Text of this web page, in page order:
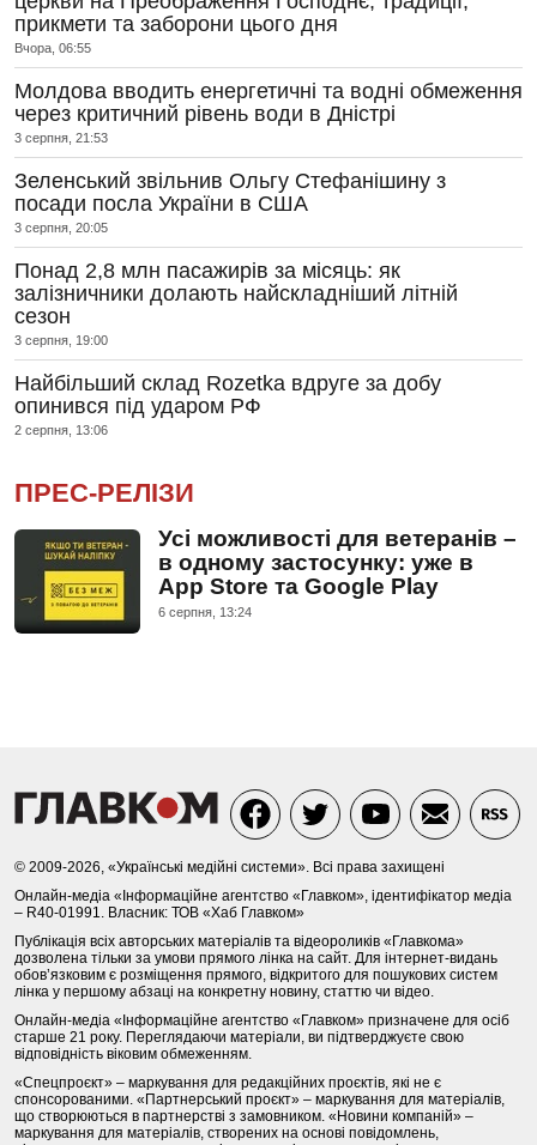
прикмети та заборони цього дня
Вчора, 06:55
Молдова вводить енергетичні та водні обмеження
через критичний рівень води в Дністрі
3 серпня, 21:53
Зеленський звільнив Ольгу Стефанішину з
посади посла України в США
3 серпня, 20:05
Понад 2,8 млн пасажирів за місяць: як
залізничники долають найскладніший літній
сезон
3 серпня, 19:00
Найбільший склад Rozetka вдруге за добу
опинився під ударом РФ
2 серпня, 13:06
ПРЕС-РЕЛІЗИ
Усі можливості для ветеранів –
в одному застосунку: уже в
App Store та Google Play
6 серпня, 13:24
© 2009-2026, «Українські медійні системи». Всі права захищені
Онлайн-медіа «Інформаційне агентство «Главком», ідентифікатор медіа
– R40-01991. Власник: ТОВ «Хаб Главком»
Публікація всіх авторських матеріалів та відеороликів «Главкома»
дозволена тільки за умови прямого лінка на сайт. Для інтернет-видань
обов’язковим є розміщення прямого, відкритого для пошукових систем
лінка у першому абзаці на конкретну новину, статтю чи відео.
Онлайн-медіа «Інформаційне агентство «Главком» призначене для осіб
старше 21 року. Переглядаючи матеріали, ви підтверджуєте свою
відповідність віковим обмеженням.
«Спецпроєкт» – маркування для редакційних проєктів, які не є
спонсорованими. «Партнерський проєкт» – маркування для матеріалів,
що створюються в партнерстві з замовником. «Новини компаній» –
маркування для матеріалів, створених на основі повідомлень,